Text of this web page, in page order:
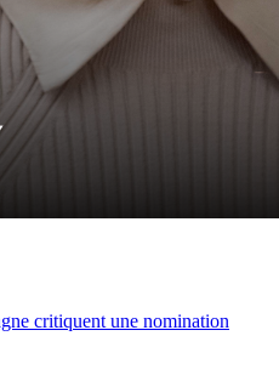
critiquent une nomination